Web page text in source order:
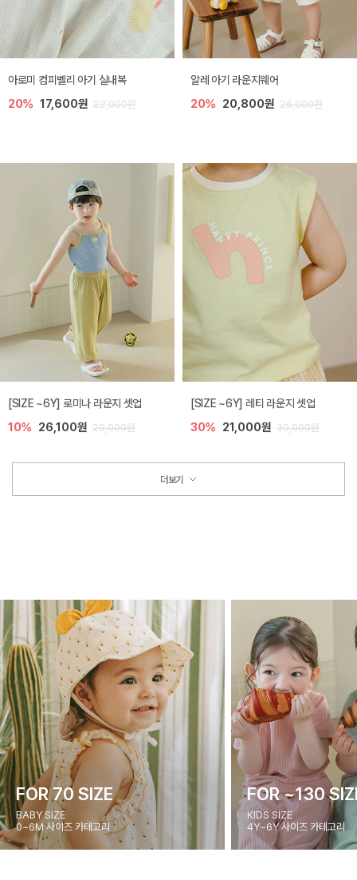
아로미 컴피벨리 아기 실내복
20% 17,600원 22,000원
알레 아기 라운지웨어
20% 20,800원 26,000원
[SIZE ~6Y] 로미나 라운지 셋업
10% 26,100원 29,000원
[SIZE ~6Y] 레티 라운지 셋업
30% 21,000원 30,000원
더보기
FOR 70 SIZE
BABY SIZE
0~6M 사이즈 카테고리
FOR ~130
KIDS SIZE
4Y~6Y 사이즈 카테고리